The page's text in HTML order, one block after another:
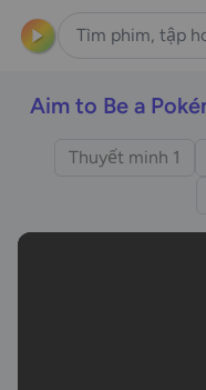
Aim to Be a
Thuyết minh 1